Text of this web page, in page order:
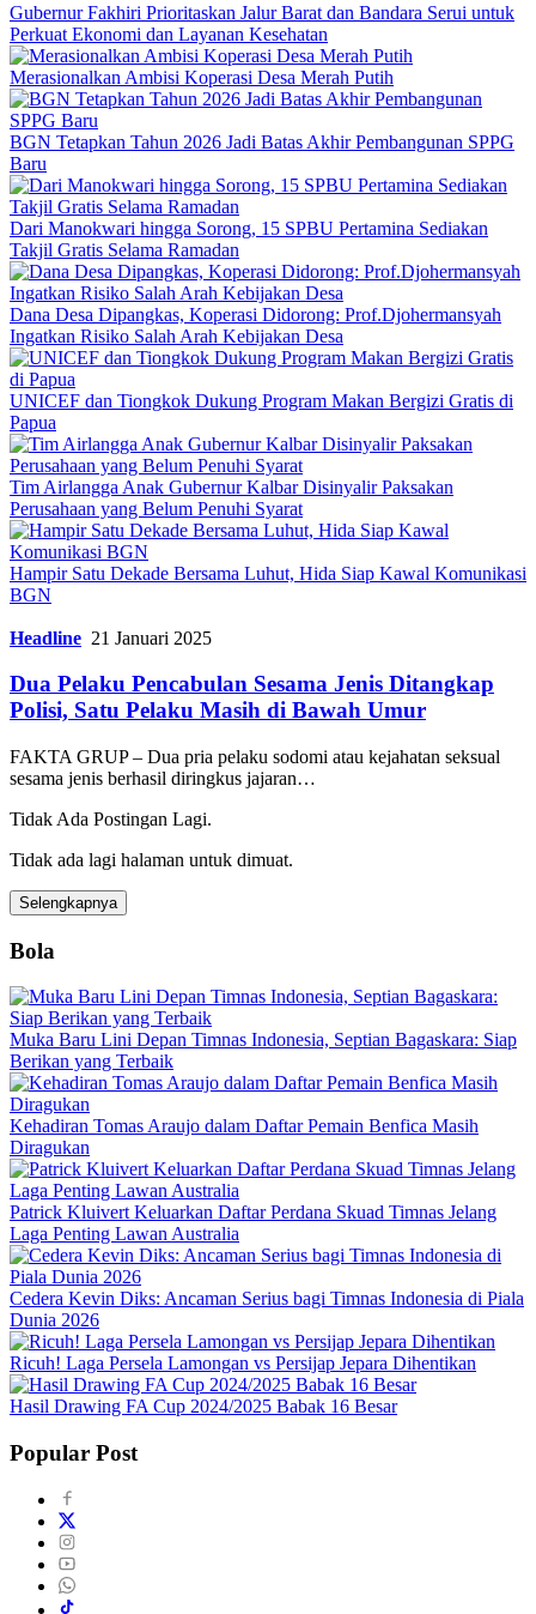
Gubernur Fakhiri Prioritaskan Jalur Barat dan Bandara Serui untuk
Perkuat Ekonomi dan Layanan Kesehatan
Merasionalkan Ambisi Koperasi Desa Merah Putih
BGN Tetapkan Tahun 2026 Jadi Batas Akhir Pembangunan SPPG
Baru
Dari Manokwari hingga Sorong, 15 SPBU Pertamina Sediakan
Takjil Gratis Selama Ramadan
Dana Desa Dipangkas, Koperasi Didorong: Prof.Djohermansyah
Ingatkan Risiko Salah Arah Kebijakan Desa
UNICEF dan Tiongkok Dukung Program Makan Bergizi Gratis di
Papua
Tim Airlangga Anak Gubernur Kalbar Disinyalir Paksakan
Perusahaan yang Belum Penuhi Syarat
Hampir Satu Dekade Bersama Luhut, Hida Siap Kawal Komunikasi
BGN
Headline 21 Januari 2025
Dua Pelaku Pencabulan Sesama Jenis Ditangkap
Polisi, Satu Pelaku Masih di Bawah Umur
FAKTA GRUP – Dua pria pelaku sodomi atau kejahatan seksual
sesama jenis berhasil diringkus jajaran…
Tidak Ada Postingan Lagi.
Tidak ada lagi halaman untuk dimuat.
Selengkapnya
Bola
Muka Baru Lini Depan Timnas Indonesia, Septian Bagaskara: Siap
Berikan yang Terbaik
Kehadiran Tomas Araujo dalam Daftar Pemain Benfica Masih
Diragukan
Patrick Kluivert Keluarkan Daftar Perdana Skuad Timnas Jelang
Laga Penting Lawan Australia
Cedera Kevin Diks: Ancaman Serius bagi Timnas Indonesia di Piala
Dunia 2026
Ricuh! Laga Persela Lamongan vs Persijap Jepara Dihentikan
Hasil Drawing FA Cup 2024/2025 Babak 16 Besar
Popular Post